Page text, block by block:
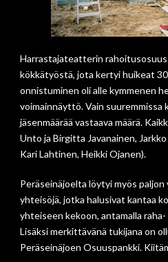
Harrastajateatterin
kökkätyöstä, jota kertyi huikeat
onnistuminen oli alle kymmenen
voimainnäyttö. Vain suuremmissa
jäsenmäärää vastaava määrä.
Unto ja Birgitta Javanainen,
Kari Lahtinen, Heikki Ojanen).
Peräseinäjoelta löytyi myös
yhteisöjä, jotka halusivat kantaa
yhteiseen kekoon, antamalla
Lisäksi merkittävänä tukijana on
Peräseinäjoen Osuuspankki.